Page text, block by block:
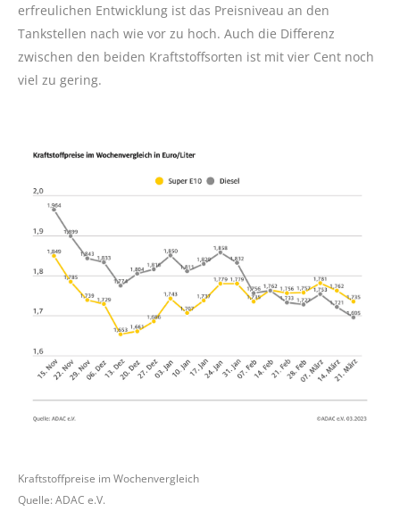
erfreulichen Entwicklung ist das Preisniveau an den
Tankstellen nach wie vor zu hoch. Auch die Differenz
zwischen den beiden Kraftstoffsorten ist mit vier Cent noch
viel zu gering.
Kraftstoffpreise im Wochenvergleich
Quelle: ADAC e.V.